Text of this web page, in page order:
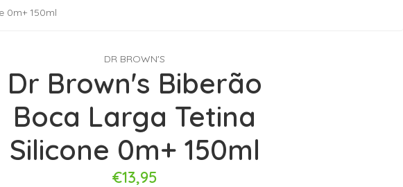
0m+ 150ml
DR BROWN'S
Dr Brown's Biberão
Boca Larga Tetina
Silicone 0m+ 150ml
€13,95